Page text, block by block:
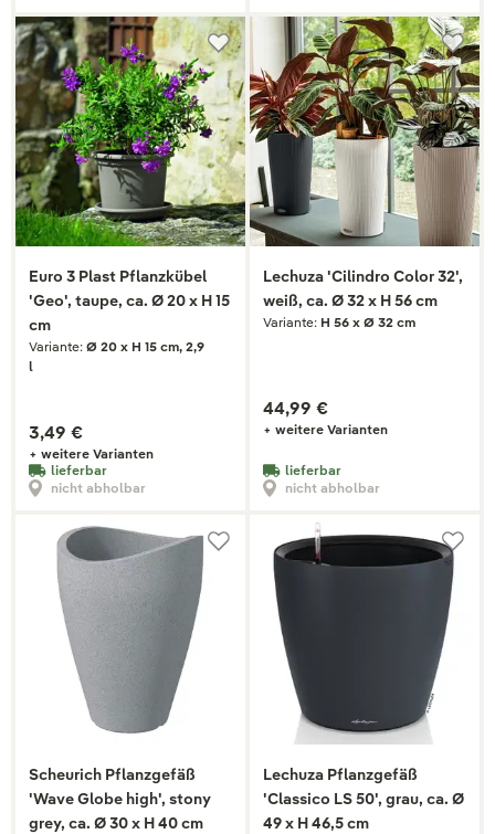
Euro 3 Plast Pflanzkübel
'Geo', taupe, ca. Ø 20 x H 15
cm
Variante: Ø 20 x H 15 cm, 2,9
l
3,49 €
+ weitere Varianten
lieferbar
nicht abholbar
Lechuza 'Cilindro Color 32',
weiß, ca. Ø 32 x H 56 cm
Variante: H 56 x Ø 32 cm
44,99 €
+ weitere Varianten
lieferbar
nicht abholbar
Scheurich Pflanzgefäß
'Wave Globe high', stony
grey, ca. Ø 30 x H 40 cm
Lechuza Pflanzgefäß
'Classico LS 50', grau, ca. Ø
49 x H 46,5 cm